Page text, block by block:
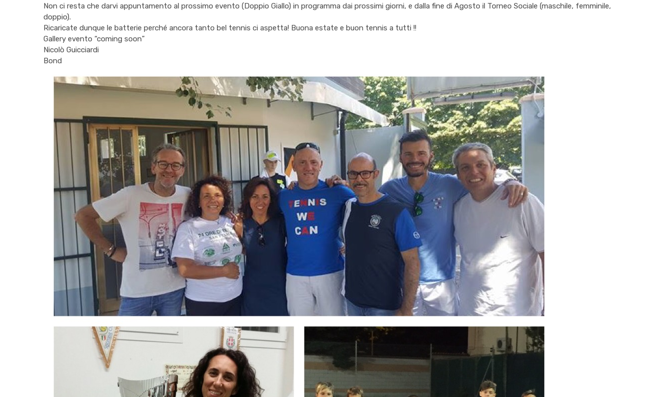
Non ci resta che darvi appuntamento al prossimo evento (Doppio Giallo) in programma dai prossimi giorni, e dalla fine di Agosto il Torneo Sociale (maschile, femminile,
doppio).
Ricaricate dunque le batterie perché ancora tanto bel tennis ci aspetta! Buona estate e buon tennis a tutti !!
Gallery evento “coming soon”
Nicolò Guicciardi
Bond